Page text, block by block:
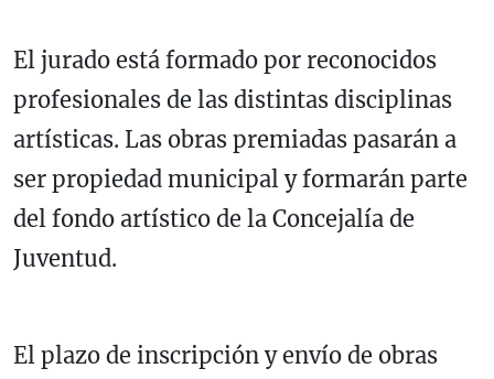
El jurado está formado por reconocidos
profesionales de las distintas disciplinas
artísticas. Las obras premiadas pasarán a
ser propiedad municipal y formarán parte
del fondo artístico de la Concejalía de
Juventud.
El plazo de inscripción y envío de obras